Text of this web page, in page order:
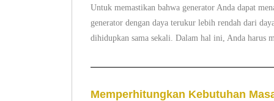
Untuk memastikan bahwa generator Anda dapat
generator dengan daya terukur lebih rendah dari
dihidupkan sama sekali. Dalam hal ini, Anda harus
Memperhitungkan Kebutuhan